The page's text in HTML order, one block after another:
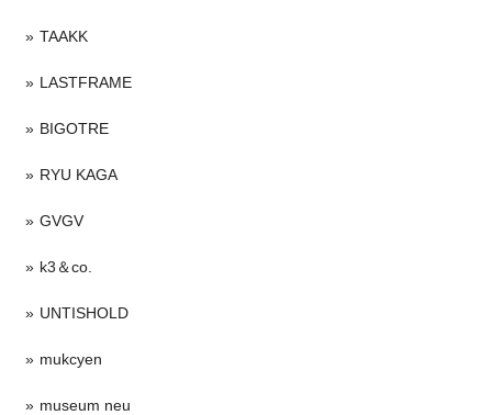
TAAKK
LASTFRAME
BIGOTRE
RYU KAGA
GVGV
k3＆co.
UNTISHOLD
mukcyen
museum neu